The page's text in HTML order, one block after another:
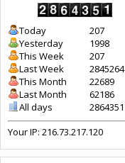
Today
207
Yesterday
1998
This Week
207
Last Week
2845264
This Month
22689
Last Month
62186
All days
2864351
Your IP: 216.73.217.120